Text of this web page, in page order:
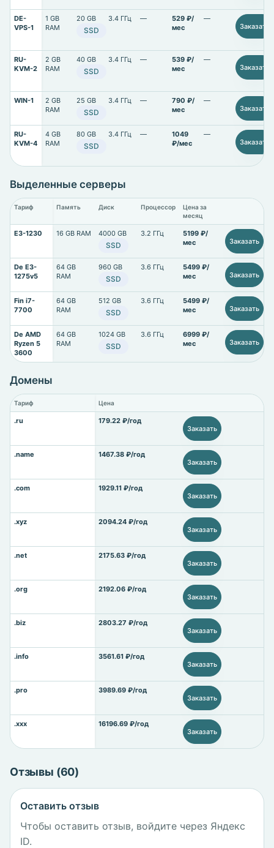
DE-
VPS-1
1 GB
RAM
20 GB
SSD
3.4 ГГц —
529 ₽/
мес
—
Заказать
RU-
KVM-2
2 GB
RAM
40 GB
SSD
3.4 ГГц —
539 ₽/
мес
—
Заказать
WIN-1
2 GB
RAM
25 GB
SSD
3.4 ГГц —
790 ₽/
мес
—
Заказать
RU-
KVM-4
4 GB
RAM
80 GB
SSD
3.4 ГГц —
1049
₽/мес
—
Заказать
Выделенные серверы
Тариф Память Диск Процессор
Цена за
месяц
E3-1230 16 GB RAM 4000 GB
SSD
3.2 ГГц
5199 ₽/
мес
Заказать
De E3-
1275v5
64 GB
RAM
960 GB
SSD
3.6 ГГц
5499 ₽/
мес
Заказать
Fin i7-
7700
64 GB
RAM
512 GB
SSD
3.6 ГГц
5499 ₽/
мес
Заказать
De AMD
Ryzen 5
3600
64 GB
RAM
1024 GB
SSD
3.6 ГГц
6999 ₽/
мес
Заказать
Домены
Тариф Цена
.ru
179.22 ₽/год
Заказать
.name
1467.38 ₽/год
Заказать
.com
1929.11 ₽/год
Заказать
.xyz
2094.24 ₽/год
Заказать
.net
2175.63 ₽/год
Заказать
.org
2192.06 ₽/год
Заказать
.biz
2803.27 ₽/год
Заказать
.info
3561.61 ₽/год
Заказать
.pro
3989.69 ₽/год
Заказать
.xxx
16196.69 ₽/год
Заказать
Отзывы (60)
Оставить отзыв
Чтобы оставить отзыв, войдите через Яндекс
ID.